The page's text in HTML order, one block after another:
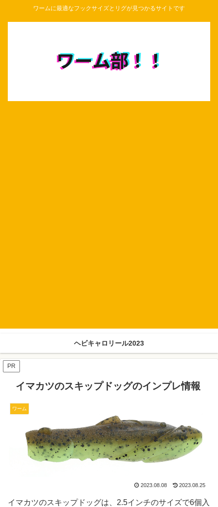
ワームに最適なフックサイズとリグが見つかるサイトです
ヘビキャロリール2023
PR
イマカツのスキップドッグのインプレ情報
ワーム
2023.08.08 2023.08.25
イマカツのスキップドッグは、2.5インチのサイズで6個入